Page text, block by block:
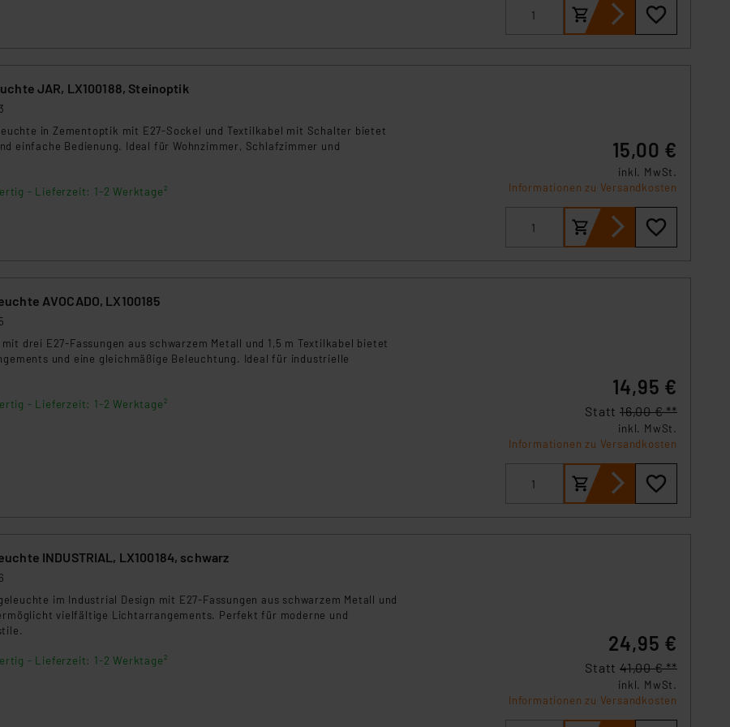
JAR, LX100188, Steinoptik
in Zementoptik mit E27-Sockel und Textilkabel mit Schalter bietet
einfache Bedienung. Ideal für Wohnzimmer, Schlafzimmer und
- Lieferzeit: 1-2 Werktage²
15,00 €
inkl. MwSt.
Informationen zu Versandkosten
AVOCADO, LX100185
drei E27-Fassungen aus schwarzem Metall und 1,5 m Textilkabel bietet
und eine gleichmäßige Beleuchtung. Ideal für industrielle
- Lieferzeit: 1-2 Werktage²
14,95 €
Statt 16,00 € **
inkl. MwSt.
Informationen zu Versandkosten
INDUSTRIAL, LX100184, schwarz
im Industrial Design mit E27-Fassungen aus schwarzem Metall und
vielfältige Lichtarrangements. Perfekt für moderne und
- Lieferzeit: 1-2 Werktage²
24,95 €
Statt 41,00 € **
inkl. MwSt.
Informationen zu Versandkosten